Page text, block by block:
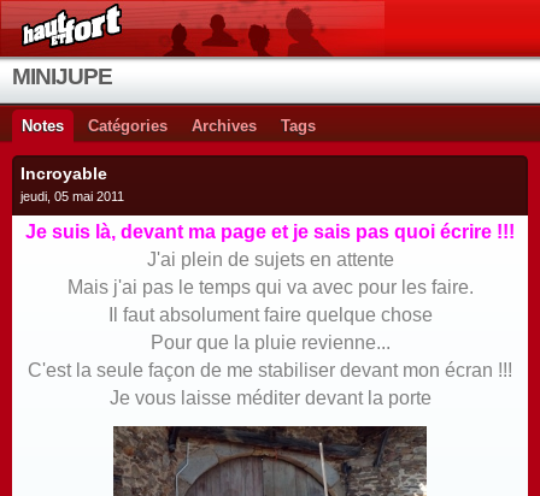
MINIJUPE
Notes Catégories Archives Tags
Incroyable
jeudi, 05 mai 2011
Je suis là, devant ma page et je sais pas quoi écrire !!!
J'ai plein de sujets en attente
Mais j'ai pas le temps qui va avec pour les faire.
Il faut absolument faire quelque chose
Pour que la pluie revienne...
C'est la seule façon de me stabiliser devant mon écran !!!
Je vous laisse méditer devant la porte